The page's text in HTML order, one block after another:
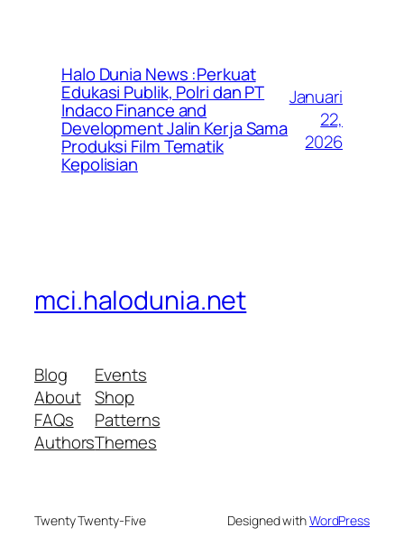
Halo Dunia News :Perkuat
Edukasi Publik, Polri dan PT
Indaco Finance and
Development Jalin Kerja Sama
Produksi Film Tematik
Kepolisian
Januari
22,
2026
mci.halodunia.net
Blog
About
FAQs
Authors
Events
Shop
Patterns
Themes
Twenty Twenty-Five Designed withWordPress